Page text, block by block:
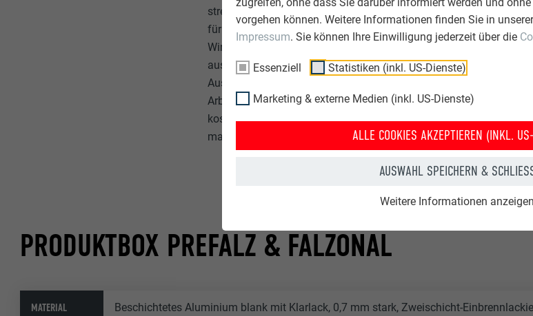
vorgehen können. Weitere Informationen finden Sie in
Impressum. Sie können Ihre Einwilligung jederzeit über die
Essenziell Statistiken (inkl. US-Dienste)
Marketing & externe Medien (inkl. US-Dienste)
ALLE COOKIES AKZEPTIEREN (INKL.
AUSWAHL SPEICHERN &
Weitere Informationen anzeigen
stressigen Tag.„Low-Budget-Hotels bieten minimalen Service und
für Architektur und Design. „My Hotel“ beweist eine gelungene
Wirtschaftlichkeit und Marketing“, sagt Maier-Trommeter.
ausgestattet, dafür punkten multifunktionale Büroräume und
Ausstattung und einem klaren, sparsamen Design, das es zulässt,
Arbeit zu fokussieren und höchste Leistung abrufen zu können.
kostengünstige smarte Umsetzungen für Businesskunden-
man hartes Geschäft auch angenehmer und zeitgemäß
PRODUKTBOX PREFALZ & FALZONAL
MATERIAL Beschichtetes Aluminium blank mit Klarlack, 0,7 mm stark, Zweischicht-